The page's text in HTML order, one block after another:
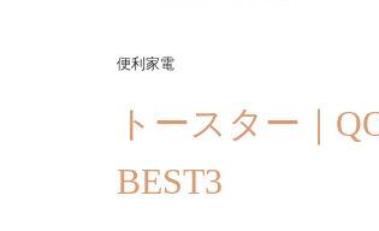
便利家電
トースター｜
BEST3